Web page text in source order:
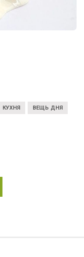
КУХНЯ ВЕЩЬ ДНЯ